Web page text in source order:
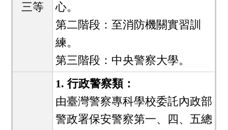
三等
心。
第二階段：至消防機關實習訓
練。
第三階段：中央警察大學。
1. 行政警察類：
由臺灣警察專科學校委託內政部
警政署保安警察第一、四、五總